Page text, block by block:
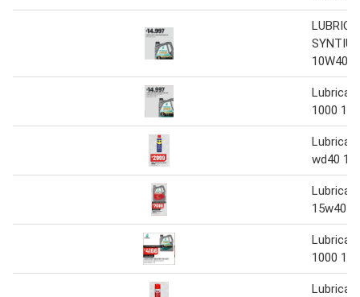
10W40
1000
wd40
15w40 4l
1000